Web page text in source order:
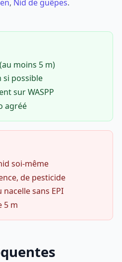
, Nid de guêpes.
moins 5 m)
si possible
sur WASPP
agréé
soi-même
de pesticide
sans EPI
5 m